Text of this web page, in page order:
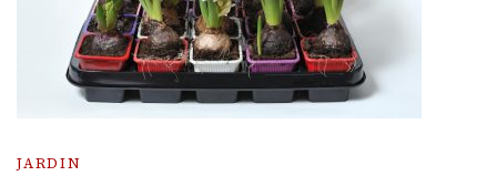
JARDIN